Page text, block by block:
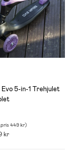
Evo 5-in-1 Trehjulet
449 kr)
kr